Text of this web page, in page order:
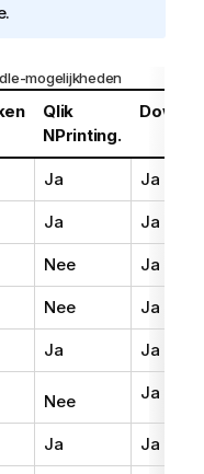
mogelijkheden
Qlik
NPrinting.
Ja Ja
Ja Ja
Nee Ja
Nee Ja
Ja Ja
Nee Ja
Ja Ja